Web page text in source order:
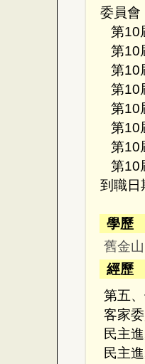
委員會
第10
第10
第10
第10
第10
第10
第10
第10
到職日
學歷
舊金
經歷
第五
客家
民主
民主